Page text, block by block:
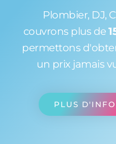
Plombier, DJ,
couvrons plus de
permettons
un prix jamais
PLUS